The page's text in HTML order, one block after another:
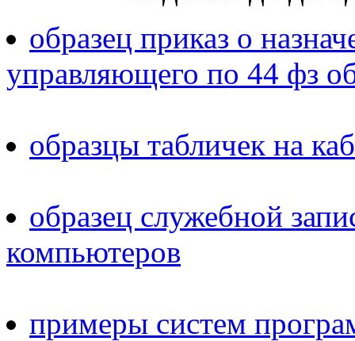
образец приказ о
управляющего по 44 фз
образцы табличек на
образец служебной
компьютеров
примеры систем